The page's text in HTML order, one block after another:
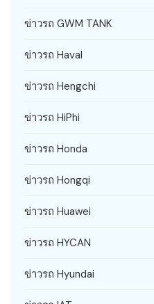
ข่าวรถ GWM TANK
ข่าวรถ Haval
ข่าวรถ Hengchi
ข่าวรถ HiPhi
ข่าวรถ Honda
ข่าวรถ Hongqi
ข่าวรถ Huawei
ข่าวรถ HYCAN
ข่าวรถ Hyundai